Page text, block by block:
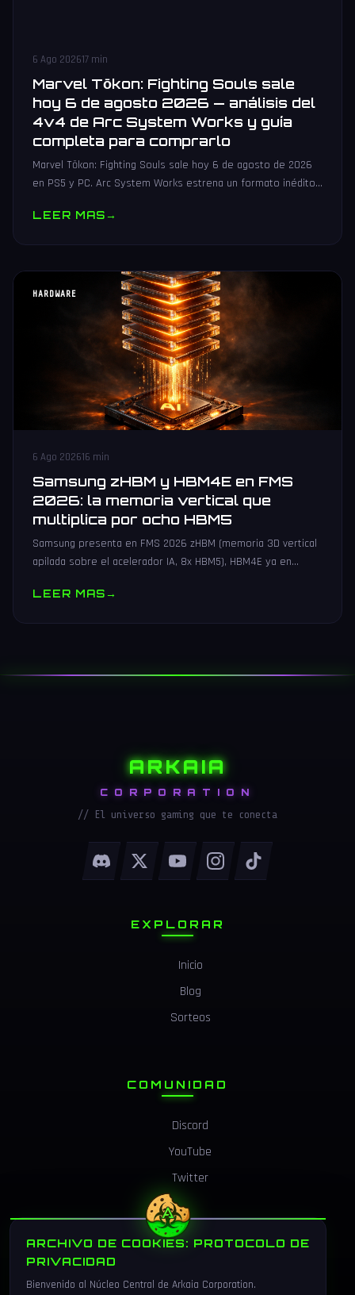
6 Ago 202617 min
Marvel Tōkon: Fighting Souls sale
hoy 6 de agosto 2026 — análisis del
4v4 de Arc System Works y guía
completa para comprarlo
Marvel Tōkon: Fighting Souls sale hoy 6 de agosto de 2026
en PS5 y PC. Arc System Works estrena un formato inédito
LEER MAS→
HARDWARE
6 Ago 202616 min
Samsung zHBM y HBM4E en FMS
2026: la memoria vertical que
multiplica por ocho HBM5
Samsung presenta en FMS 2026 zHBM (memoria 3D vertical
apilada sobre el acelerador IA, 8x HBM5), HBM4E ya en
LEER MAS→
ARKAIA
CORPORATION
// El universo gaming que te conecta
EXPLORAR
Inicio
Blog
Sorteos
COMUNIDAD
Discord
YouTube
Twitter
LEGAL
Privacidad
ARCHIVO DE COOKIES: PROTOCOLO DE
PRIVACIDAD
Bienvenido al Núcleo Central de Arkaia Corporation.